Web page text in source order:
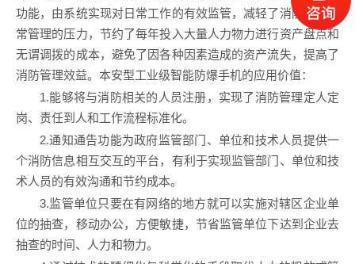
功能，由系统实现对日常工作的有效监管，减轻了消防资产日
常管理的压力，节约了每年投入大量人力物力进行资产盘点和
无谓调拨的成本，避免了因各种因素造成的资产流失，提高了
消防管理效益。本安型工业级智能防爆手机的应用价值：
1.能够将与消防相关的人员注册，实现了消防管理定人定
岗、责任到人和工作流程标准化。
2.通知通告功能为政府监管部门、单位和技术人员提供一
个消防信息相互交互的平台，有利于实现监管部门、单位和技
术人员的有效沟通和节约成本。
3.监管单位只要在有网络的地方就可以实施对辖区企业单
位的抽查，移动办公，方便敏捷，节省监管单位下达到企业去
抽查的时间、人力和物力。